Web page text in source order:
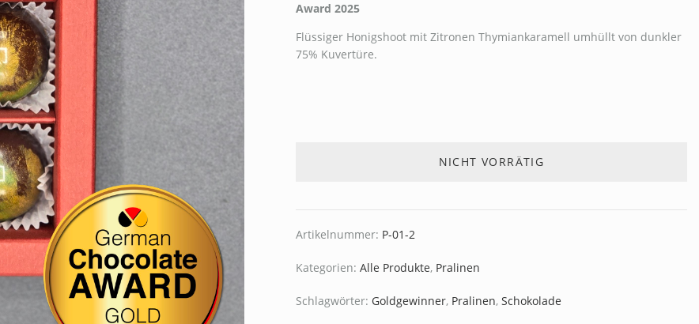
Award 2025
Flüssiger Honigshoot mit Zitronen Thymiankaramell umhüllt von dunkler
75% Kuvertüre.
NICHT VORRÄTIG
Artikelnummer: P-01-2
Kategorien: Alle Produkte, Pralinen
Schlagwörter: Goldgewinner, Pralinen, Schokolade